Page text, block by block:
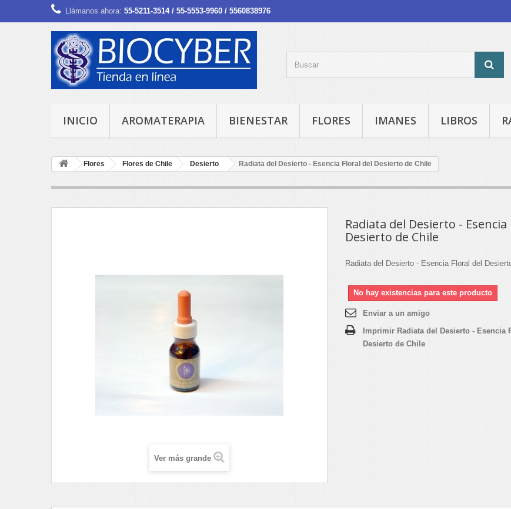
Llámanos ahora: 55-5211-3514 / 55-5553-9960 / 5560838976
INICIO AROMATERAPIA BIENESTAR FLORES IMANES LIBROS
Flores Flores de Chile Desierto Radiata del Desierto - Esencia Floral del Desierto de Chile
Ver más grande
Radiata del Desierto - Esencia
Desierto de Chile
Radiata del Desierto - Esencia Floral del
No hay existencias para este producto
Enviar a un amigo
Imprimir Radiata del Desierto - Esencia
Desierto de Chile